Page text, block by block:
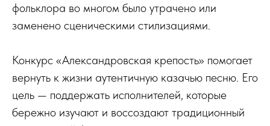
фольклора во многом было утрачено или
заменено сценическими стилизациями.
Конкурс «Александровская крепость» помогает
вернуть к жизни аутентичную казачью песню. Его
цель — поддержать исполнителей, которые
бережно изучают и воссоздают традиционный